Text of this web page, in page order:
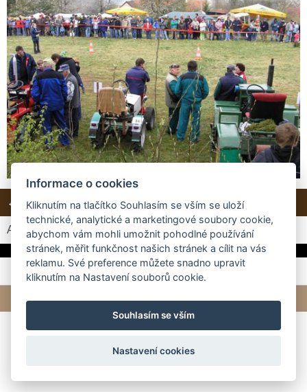
← Předchozí Další → Zpět do složky
Automatické procházení:3|4|5|6| 7(čas ve vteřinách)
© 2026 eStránky.cz | Tvorba webových stránek
Informace o cookies
Kliknutím na tlačítko Souhlasím se vším se uloží
technické, analytické a marketingové soubory cookie,
abychom vám mohli umožnit pohodlné používání
stránek, měřit funkčnost našich stránek a cílit na vás
reklamu. Své preference můžete snadno upravit
kliknutím na Nastavení souborů cookie.
Souhlasím se vším
Nastavení cookies